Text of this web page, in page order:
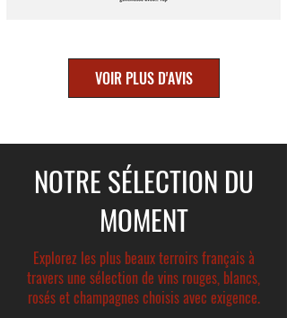
VOIR PLUS D'AVIS
NOTRE SÉLECTION DU
MOMENT
Explorez les plus beaux terroirs français à
travers une sélection de vins rouges, blancs,
rosés et champagnes choisis avec exigence.